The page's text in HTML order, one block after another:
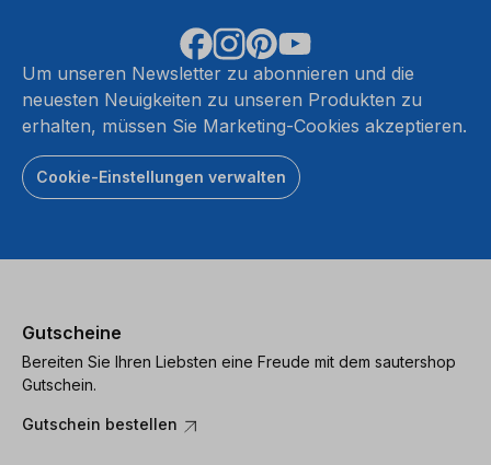
Um unseren Newsletter zu abonnieren und die
neuesten Neuigkeiten zu unseren Produkten zu
erhalten, müssen Sie Marketing-Cookies akzeptieren.
Cookie-Einstellungen verwalten
Gutscheine
Bereiten Sie Ihren Liebsten eine Freude mit dem sautershop
Gutschein.
Gutschein bestellen